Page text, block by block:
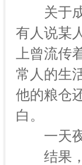
关于成
有人说某
上曾流
常人的生
他的粮仓
白。
一天夜
结果，